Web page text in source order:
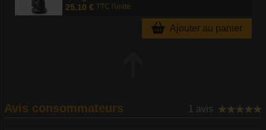
25.10 € TTC l'unité
Ajouter au panier
Avis consommateurs 1 avis